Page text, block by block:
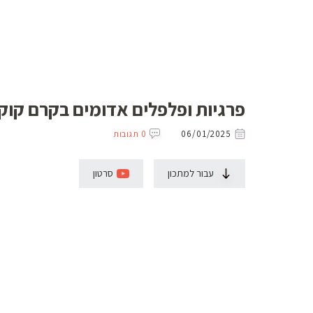
פרגיות ופלפלים אדומים בקרם
06/01/2025 0 תגובות
עבור למתכון סרטון